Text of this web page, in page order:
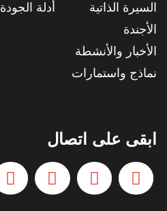
السيرة الذاتية
الأجندة
الأخبار والأنشطة
نماذج واستمارات
أدلة الجودة
ابقى على اتصال